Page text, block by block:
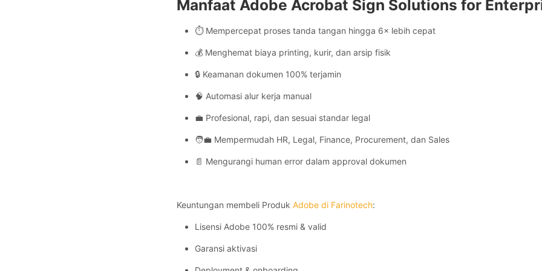
Manfaat Adobe Acrobat Sign Solutions for
⏱ Mempercepat proses tanda tangan hingga 6× lebih cepat
💰 Menghemat biaya printing, kurir, dan arsip fisik
🔒 Keamanan dokumen 100% terjamin
🧠 Automasi alur kerja manual
💼 Profesional, rapi, dan sesuai standar legal
🧑‍💼 Mempermudah HR, Legal, Finance, Procurement, dan Sales
📄 Mengurangi human error dalam approval dokumen
Keuntungan membeli Produk Adobe di Farinotech:
Lisensi Adobe 100% resmi & valid
Garansi aktivasi